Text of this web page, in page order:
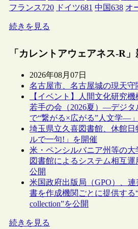
フランス720 ドイツ681 中国638 オ
続きを見る
「カレントアウェアネス-R
2026年08月07日
名古屋市、名古屋城の現天守
【イベント】人間文化研究
若手の会（2026夏）―デジ
で“繋がる×広がる”人文学―」
埼玉県立久喜図書館、休館
ルで一句!」を開催
米・ペンシルバニア州等の大
図書館によるシステム相互
公開
米国政府出版局（GPO）、
書を作成機関ごとに提供する
collection”を公開
続きを見る